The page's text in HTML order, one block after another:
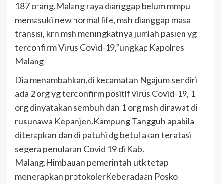
187 orang.Malang raya dianggap belum mmpu
memasuki new normal life, msh dianggap masa
transisi, krn msh meningkatnya jumlah pasien yg
terconfirm Virus Covid-19,”ungkap Kapolres
Malang
Dia menambahkan,di kecamatan Ngajum sendiri
ada 2 org yg terconfirm positif virus Covid-19, 1
org dinyatakan sembuh dan 1 org msh dirawat di
rusunawa Kepanjen.Kampung Tangguh apabila
diterapkan dan di patuhi dg betul akan teratasi
segera penularan Covid 19 di Kab.
Malang.Himbauan pemerintah utk tetap
menerapkan protokolerKeberadaan Posko